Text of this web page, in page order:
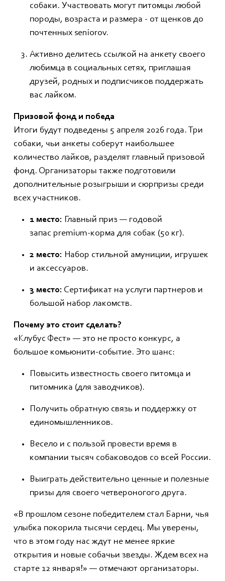
собаки. Участвовать могут питомцы любой
породы, возраста и размера - от щенков до
почтенных seniorоv.
Активно делитесь ссылкой на анкету своего
любимца в социальных сетях, приглашая
друзей, родных и подписчиков поддержать
вас лайком.
Призовой фонд и победа
Итоги будут подведены 5 апреля 2026 года. Три
собаки, чьи анкеты соберут наибольшее
количество лайков, разделят главный призовой
фонд. Организаторы также подготовили
дополнительные розыгрыши и сюрпризы среди
всех участников.
1 место: Главный приз — годовой
запас premium-корма для собак (50 кг).
2 место: Набор стильной амуниции, игрушек
и аксессуаров.
3 место: Сертификат на услуги партнеров и
большой набор лакомств.
Почему это стоит сделать?
«Клубус Фест» — это не просто конкурс, а
большое комьюнити-событие. Это шанс:
Повысить известность своего питомца и
питомника (для заводчиков).
Получить обратную связь и поддержку от
единомышленников.
Весело и с пользой провести время в
компании тысяч собаководов со всей России.
Выиграть действительно ценные и полезные
призы для своего четвероногого друга.
«В прошлом сезоне победителем стал Барни, чья
улыбка покорила тысячи сердец. Мы уверены,
что в этом году нас ждут не менее яркие
открытия и новые собачьи звезды. Ждем всех на
старте 12 января!» — отмечают организаторы.